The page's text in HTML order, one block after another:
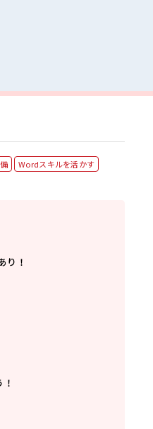
Wordスキルを活かす
り！